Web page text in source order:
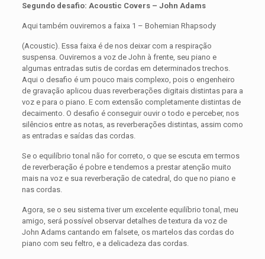
Segundo desafio: Acoustic Covers – John Adams
Aqui também ouviremos a faixa 1 – Bohemian Rhapsody
(Acoustic). Essa faixa é de nos deixar com a respiração
suspensa. Ouviremos a voz de John à frente, seu piano e
algumas entradas sutis de cordas em determinados trechos.
Aqui o desafio é um pouco mais complexo, pois o engenheiro
de gravação aplicou duas reverberações digitais distintas para a
voz e para o piano. E com extensão completamente distintas de
decaimento. O desafio é conseguir ouvir o todo e perceber, nos
silêncios entre as notas, as reverberações distintas, assim como
as entradas e saídas das cordas.
Se o equilíbrio tonal não for correto, o que se escuta em termos
de reverberação é pobre e tendemos a prestar atenção muito
mais na voz e sua reverberação de catedral, do que no piano e
nas cordas.
Agora, se o seu sistema tiver um excelente equilíbrio tonal, meu
amigo, será possível observar detalhes de textura da voz de
John Adams cantando em falsete, os martelos das cordas do
piano com seu feltro, e a delicadeza das cordas.